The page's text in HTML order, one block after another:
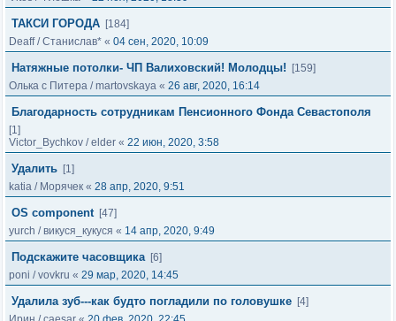
ТАКСИ ГОРОДА [184]
Deaff/Станислав* « 04 сен, 2020, 10:09
Натяжные потолки- ЧП Валиховский! Молодцы!
[159]
Олька с Питера /martovskaya « 26 авг, 2020, 16:14
Благодарность сотрудникам Пенсионного Фонда Севастополя
[1]
Victor_Bychkov /elder « 22 июн, 2020, 3:58
Удалить [1]
katia / Морячек « 28 апр, 2020, 9:51
OS component [47]
yurch /викуся_кукуся « 14 апр, 2020, 9:49
Подскажите часовщика [6]
poni /vovkru « 29 мар, 2020, 14:45
Удалила зуб---как будто погладили по головушке [4]